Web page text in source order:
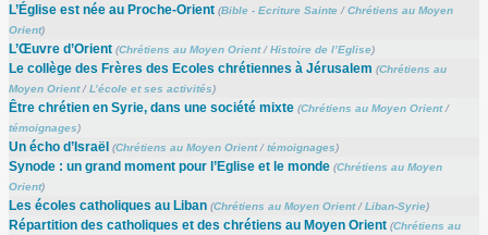
L’Église est née au Proche-Orient (Bible - Ecriture Sainte/Chrétiens au Moyen
Orient)
L’Œuvre d’Orient (Chrétiens au Moyen Orient/Histoire de l’Eglise)
Le collège des Frères des Ecoles chrétiennes à Jérusalem (Chrétiens au
Moyen Orient/L’école et ses activités)
Être chrétien en Syrie, dans une société mixte (Chrétiens au Moyen Orient/
témoignages)
Un écho d’Israël (Chrétiens au Moyen Orient/témoignages)
Synode : un grand moment pour l’Eglise et le monde (Chrétiens au Moyen
Orient)
Les écoles catholiques au Liban (Chrétiens au Moyen Orient/Liban-Syrie)
Répartition des catholiques et des chrétiens au Moyen Orient (Chrétiens au